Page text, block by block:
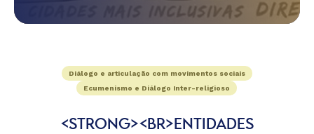
Diálogo e articulação com movimentos sociais
Ecumenismo e Diálogo Inter-religioso
<STRONG><BR>ENTIDADES